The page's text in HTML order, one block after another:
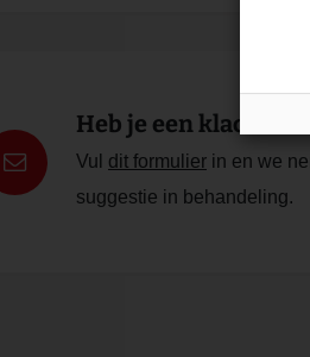
Heb je een klacht of
Vul dit formulier in en we
suggestie in behandeling.